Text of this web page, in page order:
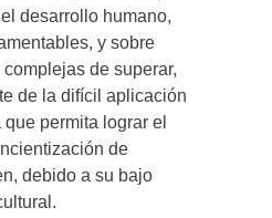
desarrollo humano,
y sobre
de superar,
de la difícil aplicación
permita lograr el
de
debido a su bajo